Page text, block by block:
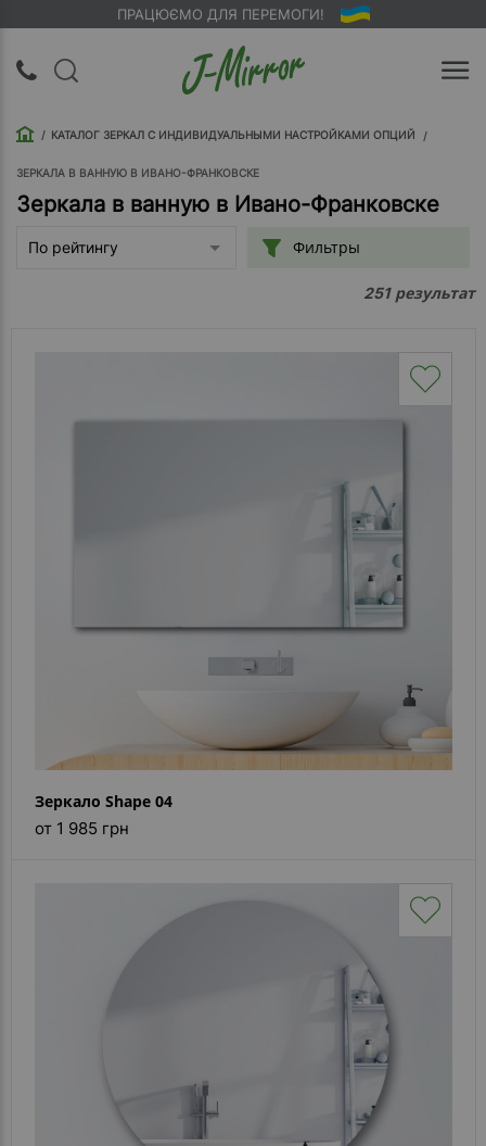
ПРАЦЮЄМО ДЛЯ ПЕРЕМОГИ!
Вход |
О
Доставка
Каталог
зеркал
Шкафчики
Душевые
Зеркала
Reflex
В
наличии
- ответ)
Контакты
КАТАЛОГ ЗЕРКАЛ С ИНДИВИДУАЛЬНЫМИ НАСТРОЙКАМИ ОПЦИЙ
ЗЕРКАЛА В ВАННУЮ В ИВАНО-ФРАНКОВСКЕ
Зеркала в ванную в Ивано-Франковске
По рейтингу Фильтры
251результат
Зеркало Shape 04
от 1 985 грн